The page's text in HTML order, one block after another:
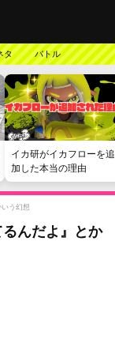
タ バトル
イカ研がイカフローを追
加した本当の理由
う幻想
るんだよ』とか